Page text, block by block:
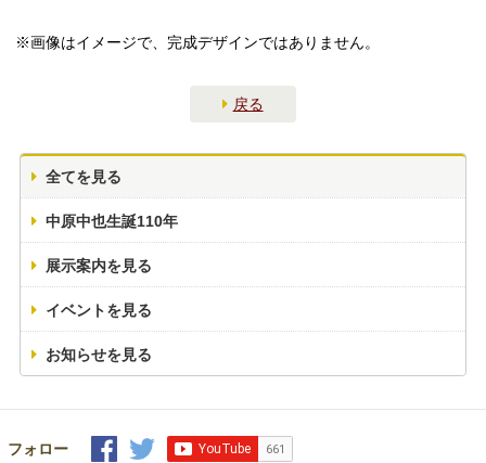
全てを見る
中原中也生誕110年
展示案内を見る
イベントを見る
お知らせを見る
※画像はイメージで、完成デザインではありません。
戻る
フォロー